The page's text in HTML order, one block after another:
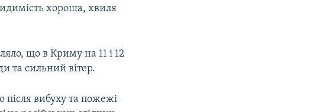
хороша, хвиля
що в Криму на 11 і 12
та сильний вітер.
після вибуху та пожежі